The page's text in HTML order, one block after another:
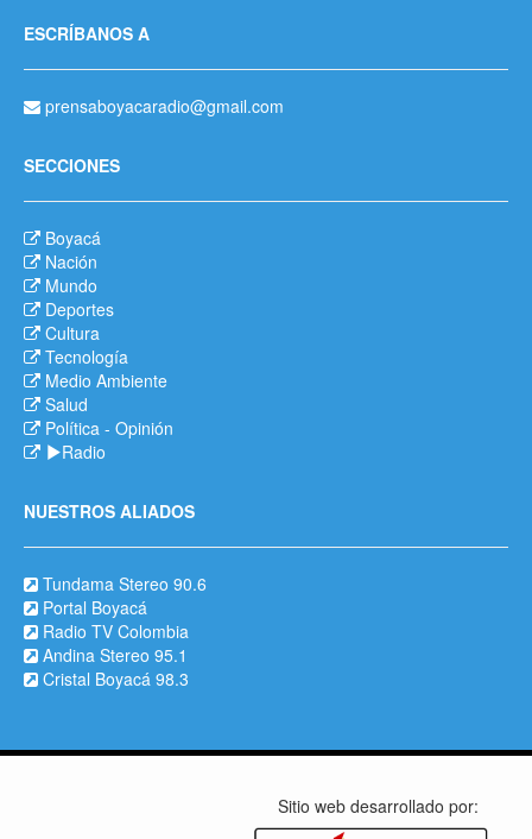
ESCRÍBANOS A
prensaboyacaradio@gmail.com
SECCIONES
Boyacá
Nación
Mundo
Deportes
Cultura
Tecnología
Medio Ambiente
Salud
Política - Opinión
Radio
NUESTROS ALIADOS
Tundama Stereo 90.6
Portal Boyacá
Radio TV Colombia
Andina Stereo 95.1
Cristal Boyacá 98.3
Sitio web desarrollado por: